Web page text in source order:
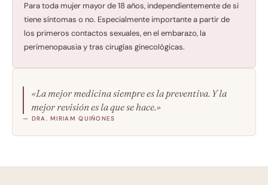
Para toda mujer mayor de 18 años, independientemente de si
tiene síntomas o no. Especialmente importante a partir de
los primeros contactos sexuales, en el embarazo, la
perimenopausia y tras cirugías ginecológicas.
«La mejor medicina siempre es la preventiva. Y la
mejor revisión es la que se hace.»
— DRA. MIRIAM QUIÑONES